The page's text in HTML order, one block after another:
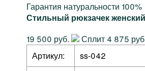
Гарантия натуральности 100%
Стильный рюкзачек
19 500 руб.
Сплит 4 875
Артикул:
ss-042